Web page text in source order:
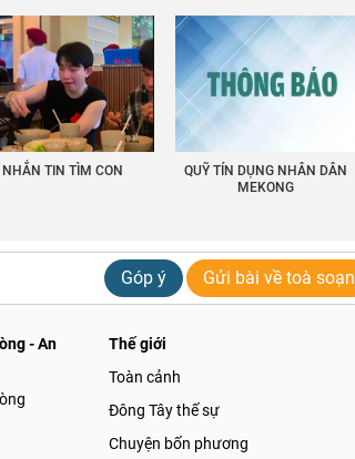
NHẮN TIN TÌM CON
QUỸ TÍN DỤNG NHÂN DÂN
MEKONG
Góp ý Gửi bài về toà soạn
- An
Thế giới
Toàn cảnh
Đông Tây thế sự
Chuyện bốn phương